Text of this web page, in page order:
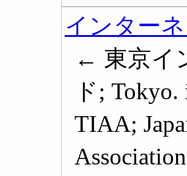
インター
← 東京イ
ド;
TIAA;